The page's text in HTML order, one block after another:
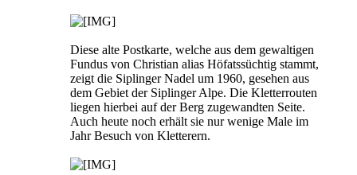
Diese alte Postkarte, welche aus dem gewaltigen
Fundus von Christian alias Höfatssüchtig stammt,
zeigt die Siplinger Nadel um 1960, gesehen aus
dem Gebiet der Siplinger Alpe. Die Kletterrouten
liegen hierbei auf der Berg zugewandten Seite.
Auch heute noch erhält sie nur wenige Male im
Jahr Besuch von Kletterern.